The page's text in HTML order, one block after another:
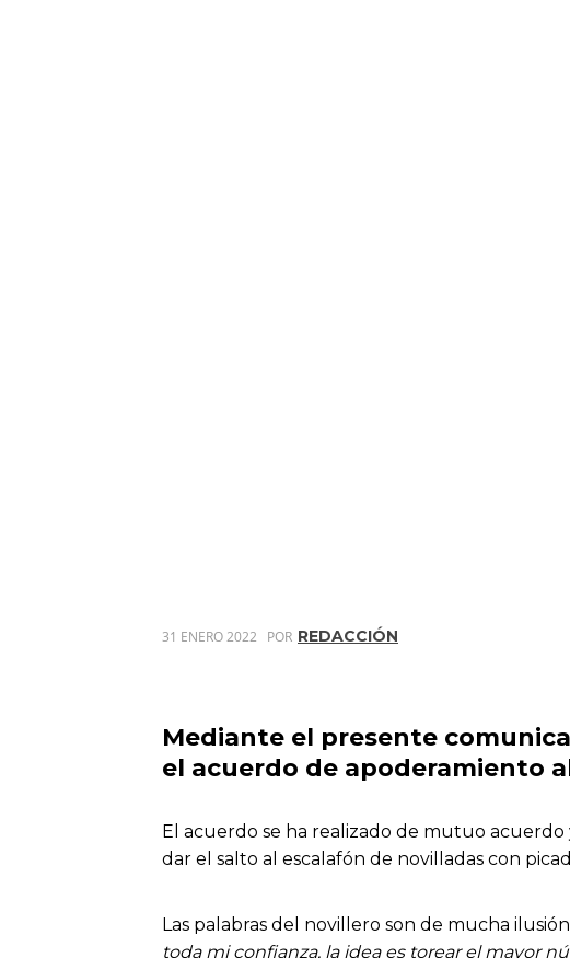
31 ENERO 2022 POR REDACCIÓN
Mediante el presente
el acuerdo de apoderamiento
El acuerdo se ha realizado de mutuo
dar el salto al escalafón de novilladas con
Las palabras del novillero son de mucha
toda mi confianza, la idea es torear el mayor